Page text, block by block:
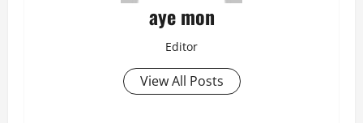
aye mon
Editor
View All Posts